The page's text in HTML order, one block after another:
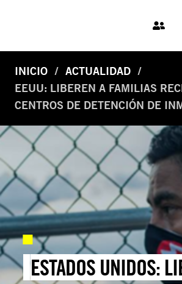
INICIO
ACTUALIDAD
EEUU: LIBEREN A FAMILIAS
CENTROS DE DETENCIÓN DE
ESTADOS UNIDOS: